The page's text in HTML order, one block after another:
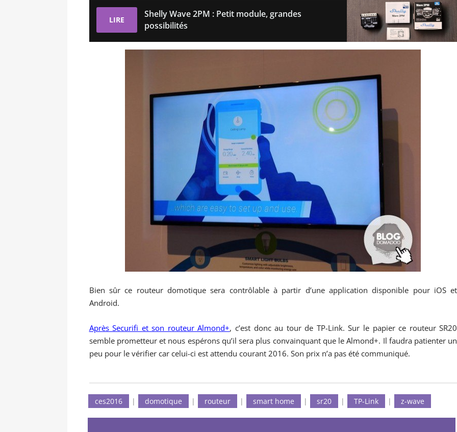
LIRE
Shelly Wave 2PM : Petit module, grandes
possibilités
Bien sûr ce routeur domotique sera contrôlable à partir d’une application disponible pour iOS et
Android.
Après Securifi et son routeur Almond+, c’est donc au tour de TP-Link. Sur le papier ce routeur SR20
semble prometteur et nous espérons qu’il sera plus convainquant que le Almond+. Il faudra patienter un
peu pour le vérifier car celui-ci est attendu courant 2016. Son prix n’a pas été communiqué.
ces2016 | domotique | routeur | smart home | sr20 | TP-Link | z-wave